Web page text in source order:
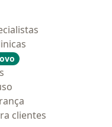
clientes